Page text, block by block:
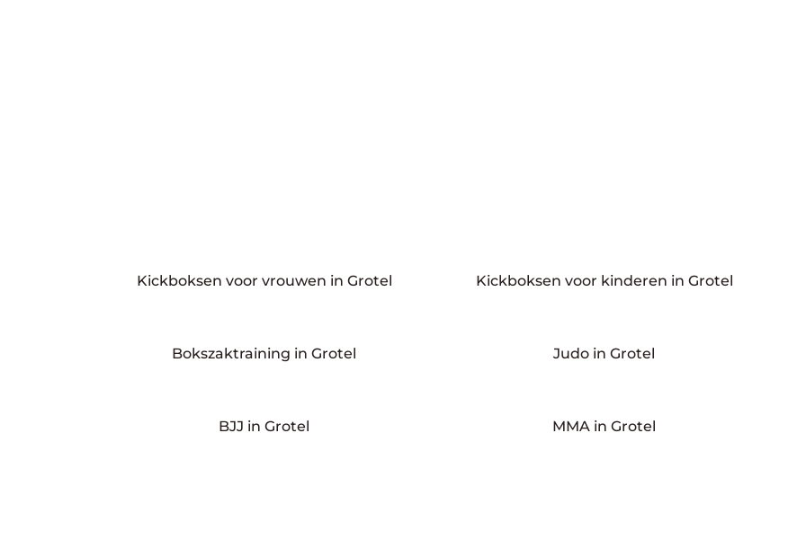
Kickboksen voor vrouwen in Grotel Kickboksen voor kinderen in Grotel
Bokszaktraining in Grotel Judo in Grotel
BJJ in Grotel MMA in Grotel